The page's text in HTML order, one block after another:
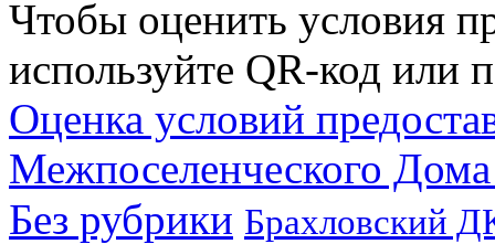
Чтобы оценить условия
используйте QR-код или
Оценка условий
Межпоселенческого
Без рубрики Брахловский